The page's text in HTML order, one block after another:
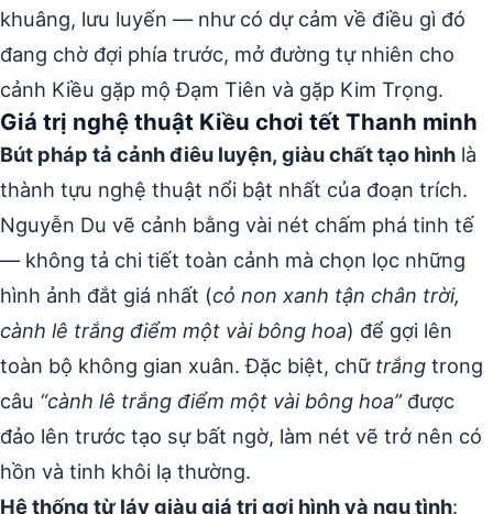
khuâng, lưu luyến — như có dự cảm về điều gì đó
đang chờ đợi phía trước, mở đường tự nhiên cho
cảnh Kiều gặp mộ Đạm Tiên và gặp Kim Trọng.
Giá trị nghệ thuật Kiều chơi tết Thanh minh
Bút pháp tả cảnh điêu luyện, giàu chất tạo hình là
thành tựu nghệ thuật nổi bật nhất của đoạn trích.
Nguyễn Du vẽ cảnh bằng vài nét chấm phá tinh tế
— không tả chi tiết toàn cảnh mà chọn lọc những
hình ảnh đắt giá nhất (cỏ non xanh tận chân trời,
cành lê trắng điểm một vài bông hoa) để gợi lên
toàn bộ không gian xuân. Đặc biệt, chữ trắng trong
câu “cành lê trắng điểm một vài bông hoa”được
đảo lên trước tạo sự bất ngờ, làm nét vẽ trở nên có
hồn và tinh khôi lạ thường.
Hệ thống từ láy giàu giá trị gợi hình và ngụ tình: